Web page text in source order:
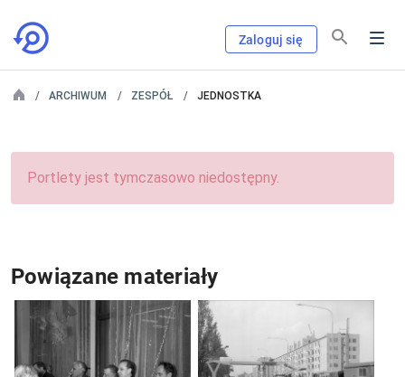
Zaloguj się
ARCHIWUM ZESPÓŁ JEDNOSTKA
Portlety jest tymczasowo niedostępny.
Powiązane materiały